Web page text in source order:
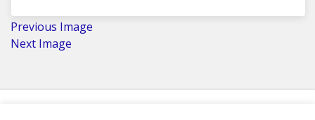
Previous Image
Next Image